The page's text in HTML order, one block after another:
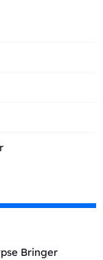
Bringer